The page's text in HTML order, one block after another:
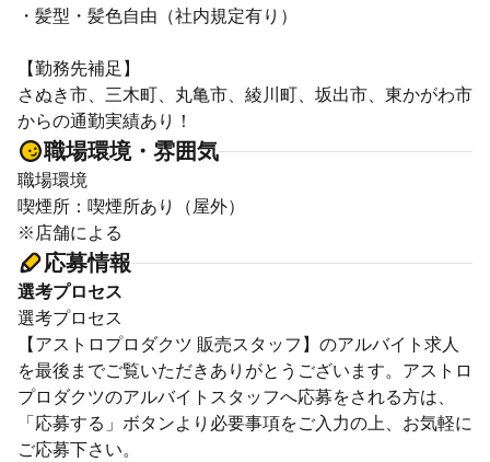
・髪型・髪色自由（社内規定有り）
【勤務先補足】
さぬき市、三木町、丸亀市、綾川町、坂出市、東かがわ市
からの通勤実績あり！
職場環境・雰囲気
職場環境
喫煙所：喫煙所あり（屋外）
※店舗による
応募情報
選考プロセス
選考プロセス
【アストロプロダクツ 販売スタッフ】のアルバイト求人
を最後までご覧いただきありがとうございます。アストロ
プロダクツのアルバイトスタッフへ応募をされる方は、
「応募する」ボタンより必要事項をご入力の上、お気軽に
ご応募下さい。